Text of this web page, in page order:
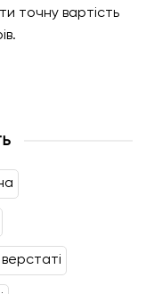
точну вартість